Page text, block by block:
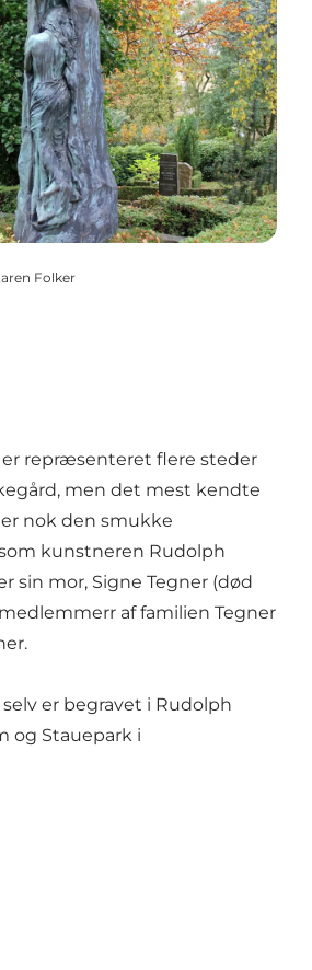
Folker
repræsenteret flere steder
men det mest kendte
nok den smukke
kunstneren Rudolph
sin mor, Signe Tegner (død
af familien Tegner
er begravet i Rudolph
og Stauepark i